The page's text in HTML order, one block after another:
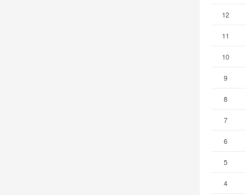
12
11
10
9
8
7
6
5
4